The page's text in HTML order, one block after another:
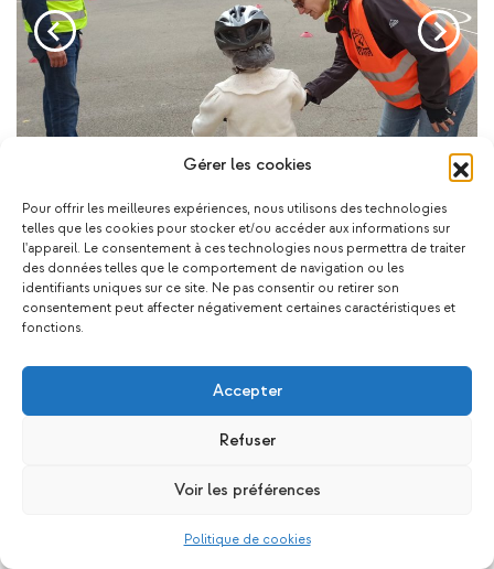
Gérer les cookies
Pour offrir les meilleures expériences, nous utilisons des technologies
telles que les cookies pour stocker et/ou accéder aux informations sur
l'appareil. Le consentement à ces technologies nous permettra de traiter
des données telles que le comportement de navigation ou les
identifiants uniques sur ce site. Ne pas consentir ou retirer son
consentement peut affecter négativement certaines caractéristiques et
fonctions.
Accepter
Refuser
Voir les préférences
Politique de cookies
Ça pourrait vous plaire !
familles…
le succè…